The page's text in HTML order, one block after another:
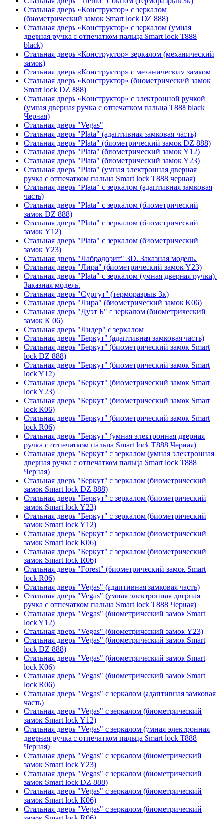
Стальная дверь «Конструктор» с зеркалом
(биометрический замок Smart lock DZ 888)
Стальная дверь «Конструктор» с зеркалом (умная
дверная ручка с отпечатком пальца Smart lock T888
black)
Стальная дверь «Конструктор» зеркалом (механический
замок)
Стальная дверь «Конструктор» с механическим замком
Стальная дверь «Конструктор» (биометрический замок
Smart lock DZ 888)
Стальная дверь «Конструктор» с электронной ручкой
(умная дверная ручка с отпечатком пальца T888 black
Черная)
Стальная дверь "Vegas"
Стальная дверь "Plata" (адаптивная замковая часть)
Стальная дверь "Plata" (биометрический замок DZ 888)
Стальная дверь "Plata" (биометрический замок Y12)
Стальная дверь "Plata" (биометрический замок Y23)
Стальная дверь "Plata" (умная электронная дверная
ручка с отпечатком пальца Smart lock T888 черная)
Стальная дверь "Plata" с зеркалом (адаптивная замковая
часть)
Стальная дверь "Plata" с зеркалом (биометрический
замок DZ 888)
Стальная дверь "Plata" с зеркалом (биометрический
замок Y12)
Стальная дверь "Plata" с зеркалом (биометрический
замок Y23)
Стальная дверь "Лабрадорит" 3D. Заказная модель.
Стальная дверь "Лира" (биометрический замок Y23)
Стальная дверь "Plata" с зеркалом (умная дверная ручка).
Заказная модель.
Стальная дверь "Сургут" (терморазрыв 3к)
Стальная дверь "Лира" (биометрический замок K06)
Стальная дверь "Дуэт Б" с зеркалом (биометрический
замок К 06)
Стальная дверь "Лидер" с зеркалом
Стальная дверь "Беркут" (адаптивная замковая часть)
Стальная дверь "Беркут" (биометрический замок Smart
lock DZ 888)
Стальная дверь "Беркут" (биометрический замок Smart
lock Y12)
Стальная дверь "Беркут" (биометрический замок Smart
lock Y23)
Стальная дверь "Беркут" (биометрический замок Smart
lock К06)
Стальная дверь "Беркут" (биометрический замок Smart
lock R06)
Стальная дверь "Беркут" (умная электронная дверная
ручка с отпечатком пальца Smart lock T888 Черная)
Стальная дверь "Беркут" с зеркалом (умная электронная
дверная ручка с отпечатком пальца Smart lock T888
Черная)
Стальная дверь "Беркут" с зеркалом (биометрический
замок Smart lock DZ 888)
Стальная дверь "Беркут" с зеркалом (биометрический
замок Smart lock Y23)
Стальная дверь "Беркут" с зеркалом (биометрический
замок Smart lock Y12)
Стальная дверь "Беркут" с зеркалом (биометрический
замок Smart lock К06)
Стальная дверь "Беркут" с зеркалом (биометрический
замок Smart lock R06)
Стальная дверь "Forest" (биометрический замок Smart
lock R06)
Стальная дверь "Vegas" (адаптивная замковая часть)
Стальная дверь "Vegas" (умная электронная дверная
ручка с отпечатком пальца Smart lock T888 Черная)
Стальная дверь "Vegas" (биометрический замок Smart
lock Y12)
Стальная дверь "Vegas" (биометрический замок Y23)
Стальная дверь "Vegas" (биометрический замок Smart
lock DZ 888)
Стальная дверь "Vegas" (биометрический замок Smart
lock К06)
Стальная дверь "Vegas" (биометрический замок Smart
lock R06)
Стальная дверь "Vegas" с зеркалом (адаптивная замковая
часть)
Стальная дверь "Vegas" с зеркалом (биометрический
замок Smart lock Y12)
Стальная дверь "Vegas" с зеркалом (умная электронная
дверная ручка с отпечатком пальца Smart lock T888
Черная)
Стальная дверь "Vegas" с зеркалом (биометрический
замок Smart lock Y23)
Стальная дверь "Vegas" с зеркалом (биометрический
замок Smart lock DZ 888)
Стальная дверь "Vegas" с зеркалом (биометрический
замок Smart lock К06)
Стальная дверь "Vegas" с зеркалом (биометрический